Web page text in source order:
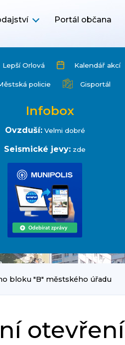
Portál občana
Lepší Orlová Kalendář akcí
policie Gisportál
Infobox
Ovzduší: Velmi dobré
Seismické jevy: zde
bloku "B" městského úřadu
otevření